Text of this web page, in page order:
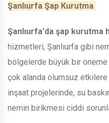
Şanlıurfa Şap Kurutma
Şanlıurfa'da şap kurutma
hizmetleri, Şanlıurfa gibi
bölgelerde büyük bir
çok alanda olumsuz
inşaat projelerinde, su
nemin birikmesi ciddi